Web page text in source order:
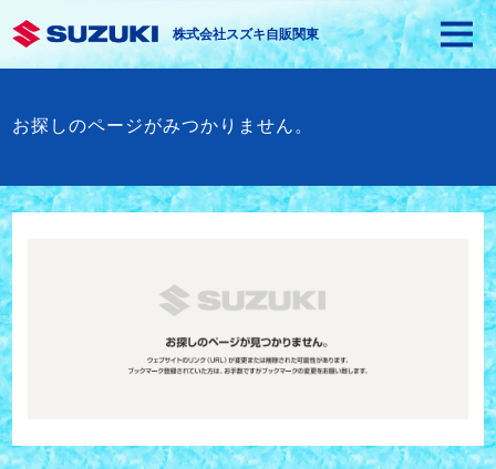
株式会社スズキ自販関東
お探しのページがみつかりません。